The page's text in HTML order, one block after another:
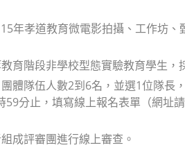
年孝道教育微電影拍攝、工作坊、
育階段非學校型態實驗教育學生，
體隊伍人數2到6名，並選1位隊長
分止，填寫線上報名表單（網址
成評審團進行線上審查。